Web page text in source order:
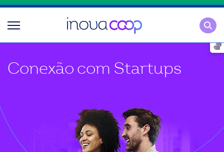
Conexão com Startups